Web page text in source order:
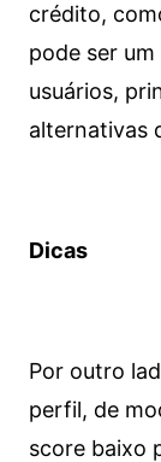
crédito,
pode ser
usuários,
alternativas
Dicas
Por outro
perfil, de
score baixo